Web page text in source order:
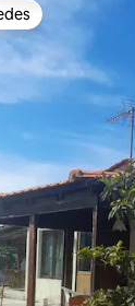
mais apreciados